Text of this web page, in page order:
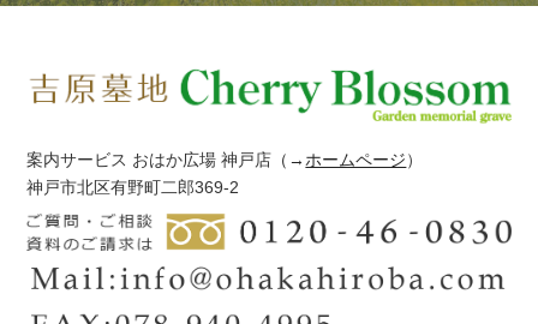
案内サービス おはか広場 神戸店 （→ ホームページ）
神戸市北区有野町二郎369-2